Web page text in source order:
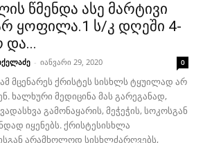
წმენდა ასე მარტივი
ყოფილა.1 ს/კ დღეში 4-
და...
- იანვარი 29, 2020 0
მცენარეს ქრისტეს სისხლს ტყუილად არ
ხალხური მედიცინა მას გარეგანად,
გამონაყარის, მეჭეჭის, სოკოსგან
იყენებს. ქრისტესისხლა
არამხოლოდ სისხლძარღვებს,